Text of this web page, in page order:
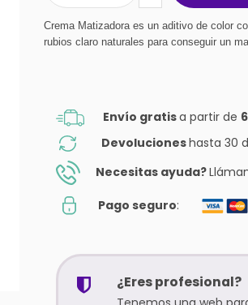
Crema Matizadora es un aditivo de color
rubios claro naturales para conseguir un
Envío gratisa partir de
Devolucioneshasta 30
Necesitas ayuda?
Pago seguro:
¿Eres profesional?